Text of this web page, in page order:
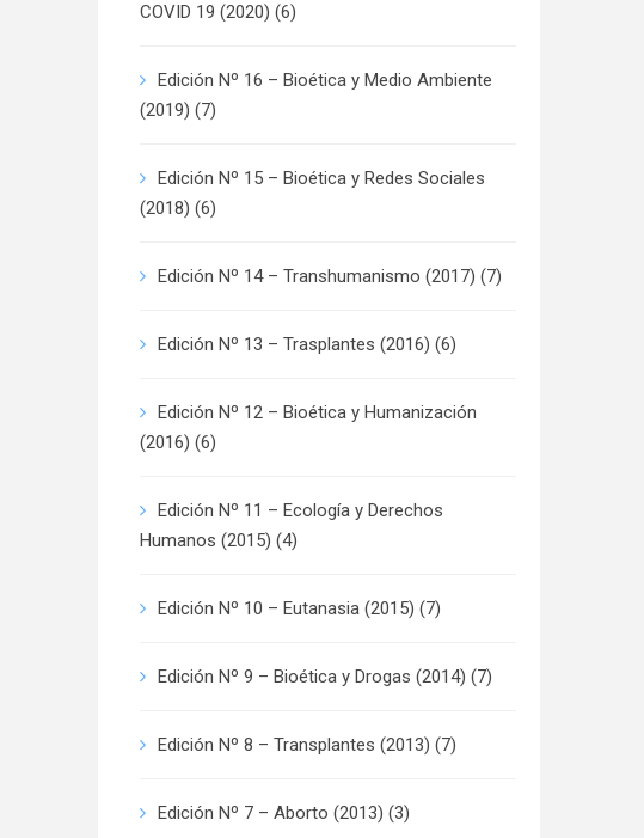
COVID 19 (2020) (6)
Edición Nº 16 – Bioética y Medio Ambiente
(2019) (7)
Edición Nº 15 – Bioética y Redes Sociales
(2018) (6)
Edición Nº 14 – Transhumanismo (2017) (7)
Edición Nº 13 – Trasplantes (2016) (6)
Edición Nº 12 – Bioética y Humanización
(2016) (6)
Edición Nº 11 – Ecología y Derechos
Humanos (2015) (4)
Edición Nº 10 – Eutanasia (2015) (7)
Edición Nº 9 – Bioética y Drogas (2014) (7)
Edición Nº 8 – Transplantes (2013) (7)
Edición Nº 7 – Aborto (2013) (3)